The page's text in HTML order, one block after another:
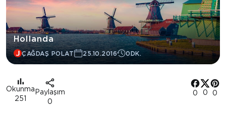
Hollanda
ÇAĞDAŞ POLAT 25.10.2016 0DK.
Okunma
251
Paylaşım
0
0 0 0